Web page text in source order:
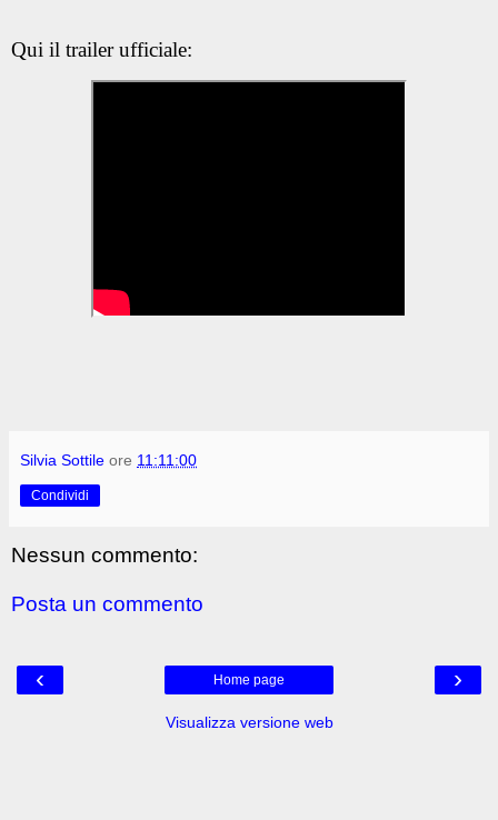
Qui il trailer ufficiale:
Silvia Sottile ore 11:11:00
Condividi
Nessun commento:
Posta un commento
‹ ›
Home page
Visualizza versione web